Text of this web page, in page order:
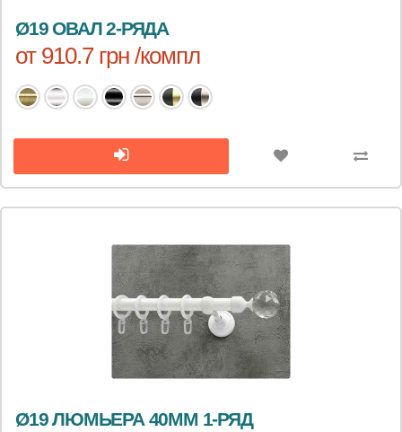
Ø19 ОВАЛ 2-РЯДА
от 910.7 грн /компл
Ø19 ЛЮМЬЕРА 40ММ 1-РЯД